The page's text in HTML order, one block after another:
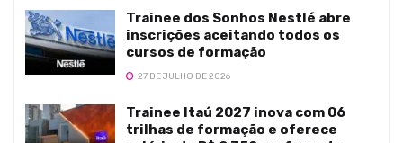
Trainee dos Sonhos Nestlé abre
inscrições aceitando todos os
cursos de formação
27 DE JULHO DE 2026
Trainee Itaú 2027 inova com 06
trilhas de formação e oferece